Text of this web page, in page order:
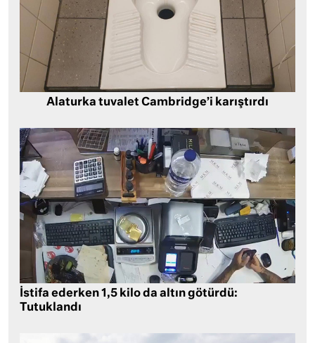
Alaturka tuvalet Cambridge’i karıştırdı
İstifa ederken 1,5 kilo da altın götürdü:
Tutuklandı